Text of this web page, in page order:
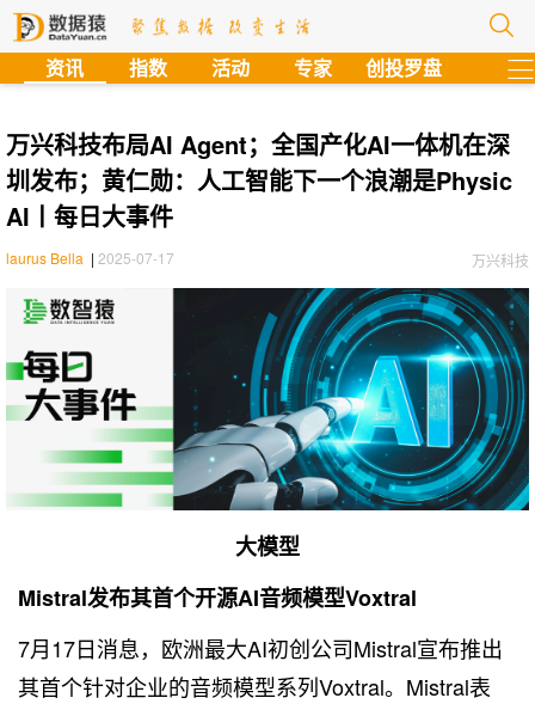
资讯 指数 活动 专家 创投罗盘
万兴科技布局AI Agent；全国产化AI一体机在深
圳发布；黄仁勋：人工智能下一个浪潮是Physic
AI丨每日大事件
万兴科技
laurus Bella | 2025-07-17
大模型
Mistral发布其首个开源AI音频模型Voxtral
7月17日消息，欧洲最大AI初创公司Mistral宣布推出
其首个针对企业的音频模型系列Voxtral。Mistral表